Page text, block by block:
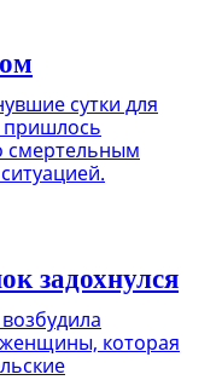
сутки для
пришлось
смертельным
задохнулся
которая